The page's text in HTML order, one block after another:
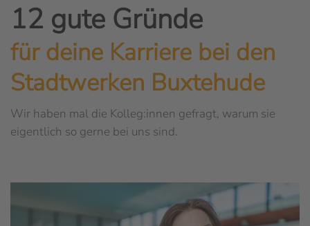
12 gute Gründe
für deine Karriere bei den
Stadtwerken Buxtehude
Wir haben mal die Kolleg:innen gefragt, warum sie
eigentlich so gerne bei uns sind.